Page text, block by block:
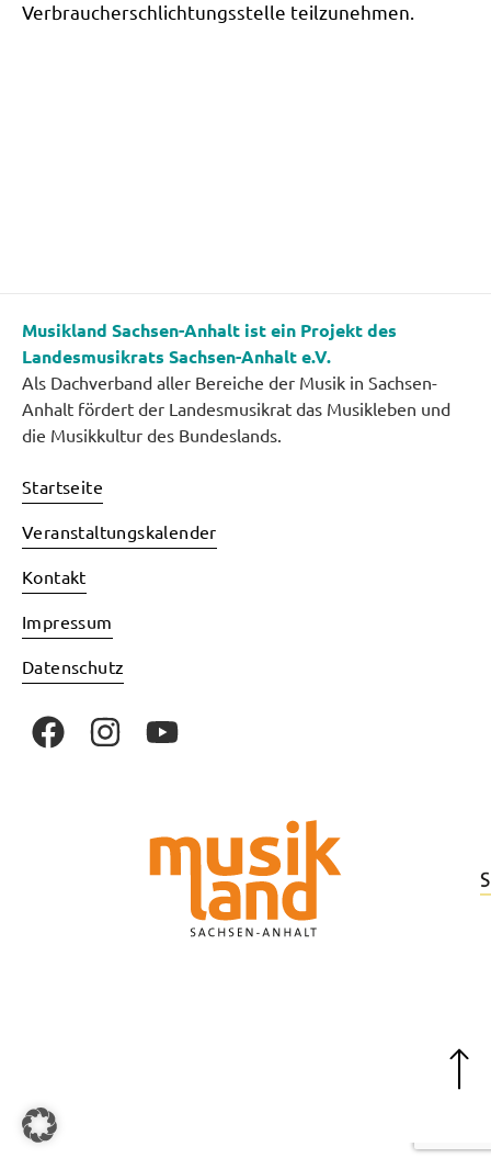
Verbraucherschlichtungsstelle teilzunehmen.
Musikland Sachsen-Anhalt ist ein Projekt des
Landesmusikrats Sachsen-Anhalt e.V.
Als Dachverband aller Bereiche der Musik in Sachsen-
Anhalt fördert der Landesmusikrat das Musikleben und
die Musikkultur des Bundeslands.
Startseite
Veranstaltungskalender
Kontakt
Impressum
Datenschutz